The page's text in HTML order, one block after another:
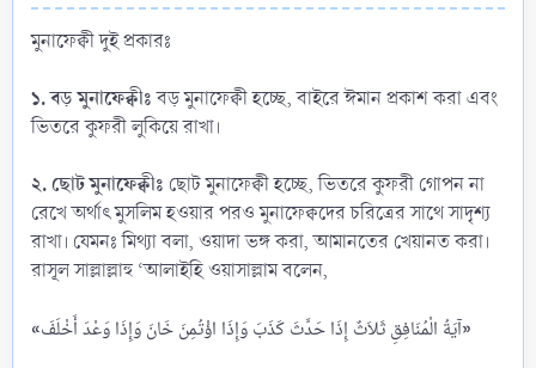
মুনাফেক্বী দুই প্রকারঃ
১. বড় মুনাফেক্বীঃবড় মুনাফেক্বী হচ্ছে, বাইরে ঈমান প্রকাশ করা এবং
ভিতরে কুফরী লুকিয়ে রাখা।
২. ছোট মুনাফেক্বীঃ ছোট মুনাফেক্বী হচ্ছে, ভিতরে কুফরী গোপন না
রেখে অর্থাৎ মুসলিম হওয়ার পরও মুনাফেক্বদের চরিত্রের সাথে সাদৃশ্য
রাখা। যেমনঃ মিথ্যা বলা, ওয়াদা ভঙ্গ করা, আমানতের খেয়ানত করা।
রাসূল সাল্লাল্লাহু ‘আলাইহি ওয়াসাল্লাম বলেন,
«آيَةُ الْمُنَافِقِ ثَلاَثٌ إِذَا حَدَّثَ كَذَبَ وَإِذَا اؤْتُمِنَ خَانَ وَإِذَا وَعْدَ أَخْلَفَ»